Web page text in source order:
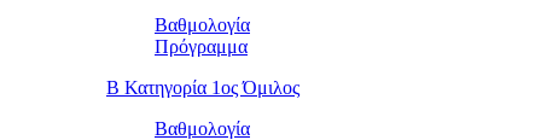
Βαθμολογία
Πρόγραμμα
Β Κατηγορία 1ος Όμιλος
Βαθμολογία